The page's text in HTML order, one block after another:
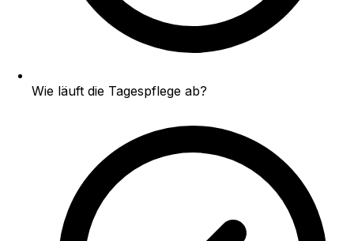
Wie läuft die Tagespflege ab?